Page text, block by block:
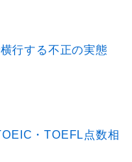
行する不正の実態
・TOEFL点数相